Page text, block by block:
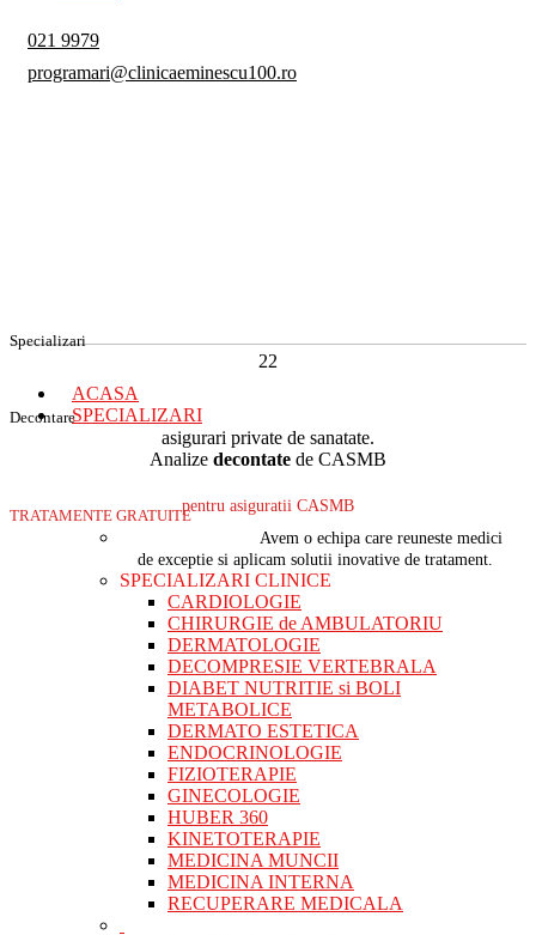
021 9979
programari@clinicaeminescu100.ro
Specializari
22
Decontare
asigurari private de sanatate.
Analize decontate de CASMB
TRATAMENTE GRATUITE
pentru asiguratii CASMB
ACASA
SPECIALIZARI
Avem o echipa care reuneste medici
de exceptie si aplicam solutii inovative de tratament.
SPECIALIZARI CLINICE
CARDIOLOGIE
CHIRURGIE de AMBULATORIU
DERMATOLOGIE
DECOMPRESIE VERTEBRALA
DIABET NUTRITIE si BOLI
METABOLICE
DERMATO ESTETICA
ENDOCRINOLOGIE
FIZIOTERAPIE
GINECOLOGIE
HUBER 360
KINETOTERAPIE
MEDICINA MUNCII
MEDICINA INTERNA
RECUPERARE MEDICALA